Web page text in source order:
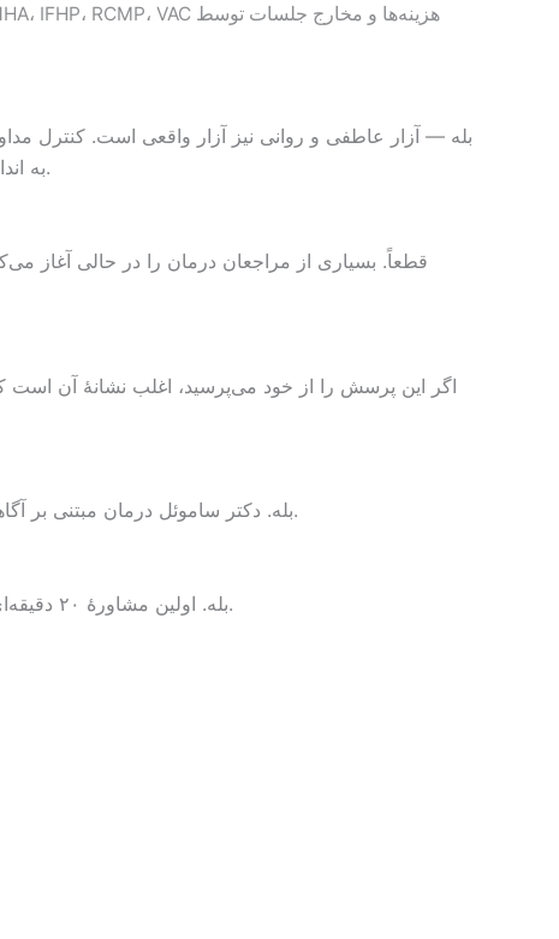
هزینه‌ها و مخارج جلسات توسط ICBC، CVAP، FNHA، IFHP، RCMP، VAC و بیشتر بیمه‌های دیگر پوشش داده می‌شود و صورت‌حساب مستقیماً به شرکت‌های بیمه ارسال می‌شود.
بله — آزار عاطفی و روانی نیز آزار واقعی است. کنترل
به اندازهٔ آسیب فیزیکی مخرب باشد و اغلب نام‌گذاری آن سخت‌تر است. برای معتبربودن تجربهٔ شما نیازی به نشانهٔ ظاهری نیست.
قطعاً. بسیاری از مراجعان درمان را در حالی
اگر این پرسش را از خود می‌پرسید، اغلب نشانهٔ آن است
بله. دکتر ساموئل درمان مبتنی بر آگاهی از تروما را به هر دو زبان انگلیسی و فارسی ارائه می‌دهد و با بستر فرهنگی بسیاری از مراجعان ایرانی‑کانادایی آشناست.
بله. اولین مشاورهٔ ۲۰ دقیقه‌ای شما رایگان، خصوصی و بدون هیچ فشاری است. هیچ چیز با کسی در میان گذاشته نمی‌شود و هرگز الزامی به ادامه ندارید.